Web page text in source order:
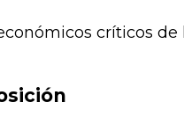
críticos